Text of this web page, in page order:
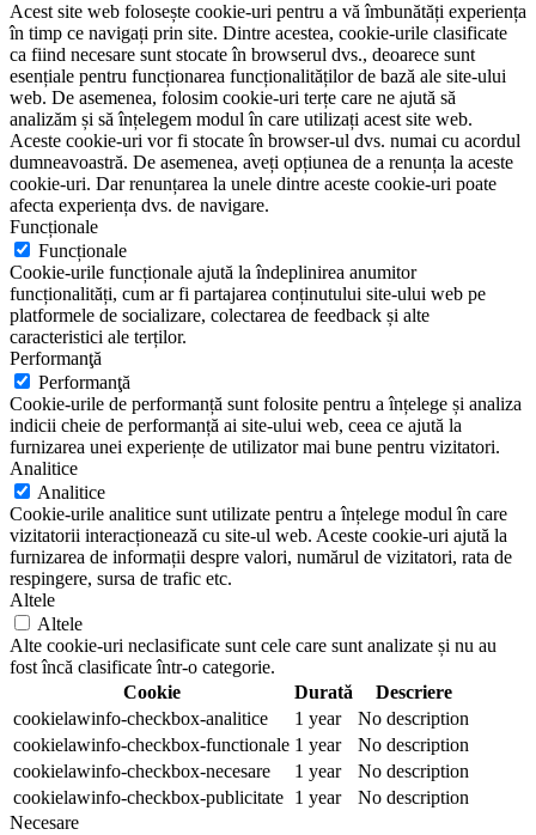
Acest site web folosește cookie-uri pentru a vă îmbunătăți experiența
în timp ce navigați prin site. Dintre acestea, cookie-urile clasificate
ca fiind necesare sunt stocate în browserul dvs., deoarece sunt
esențiale pentru funcționarea funcționalităților de bază ale site-ului
web. De asemenea, folosim cookie-uri terțe care ne ajută să
analizăm și să înțelegem modul în care utilizați acest site web.
Aceste cookie-uri vor fi stocate în browser-ul dvs. numai cu acordul
dumneavoastră. De asemenea, aveți opțiunea de a renunța la aceste
cookie-uri. Dar renunțarea la unele dintre aceste cookie-uri poate
afecta experiența dvs. de navigare.
Funcționale
Funcționale
Cookie-urile funcționale ajută la îndeplinirea anumitor
funcționalități, cum ar fi partajarea conținutului site-ului web pe
platformele de socializare, colectarea de feedback și alte
caracteristici ale terților.
Performanţă
Performanţă
Cookie-urile de performanță sunt folosite pentru a înțelege și analiza
indicii cheie de performanță ai site-ului web, ceea ce ajută la
furnizarea unei experiențe de utilizator mai bune pentru vizitatori.
Analitice
Analitice
Cookie-urile analitice sunt utilizate pentru a înțelege modul în care
vizitatorii interacționează cu site-ul web. Aceste cookie-uri ajută la
furnizarea de informații despre valori, numărul de vizitatori, rata de
respingere, sursa de trafic etc.
Altele
Altele
Alte cookie-uri neclasificate sunt cele care sunt analizate și nu au
fost încă clasificate într-o categorie.
Cookie
Durată
Descriere
cookielawinfo-checkbox-analitice
1 year
No description
cookielawinfo-checkbox-functionale 1 year
No description
cookielawinfo-checkbox-necesare
1 year
No description
cookielawinfo-checkbox-publicitate 1 year
No description
Necesare